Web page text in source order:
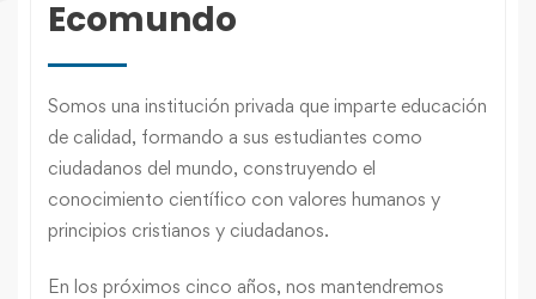
Ecomundo
Somos una institución privada que imparte educación
de calidad, formando a sus estudiantes como
ciudadanos del mundo, construyendo el
conocimiento científico con valores humanos y
principios cristianos y ciudadanos.
En los próximos cinco años, nos mantendremos